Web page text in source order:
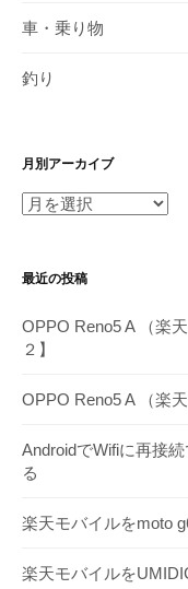
車・乗り物
釣り
月別アーカイブ
月
ー
イ
ブ
最近の投稿
OPPO Reno5 A （楽
２】
OPPO Reno5 A （楽
AndroidでWifiに再接
る
楽天モバイルをmoto
楽天モバイルを